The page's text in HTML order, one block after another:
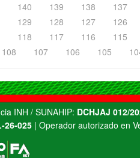
140 139 138 137
129 128 127 126
118 117 116 115
108 107 106 105
INH / SUNAHIP: DCHJAJ 012/
26-025| Operador autorizado en